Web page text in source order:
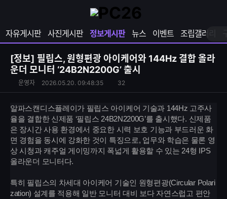
역
열
와
이
지
열
기
자유게시판 사진게시판 정보게시판 뉴스 이벤트 조립갤러리
쳐
보
기
[정보] 필립스, 원형편광 아이케어와 144Hz 결합 올라
운더 모니터 ‘24B2N2200G’ 출시
운
영
운영자 2026.05.20. 09:48:35
조
회
32
N
알파스캔디스플레이가 필립스 아이케어 기술과 144Hz 고주사
율을 결합한 신제품 ‘필립스 24B2N2200G’를 출시했다. 신제품
은 장시간 사용 환경에서 중요한 시력 보호 기능과 부드러운 화
면 경험을 동시에 강화한 것이 특징으로, 업무와 학습은 물론 영
상 시청과 캐주얼 게이밍까지 폭넓게 활용할 수 있는 24형 IPS
올라운더 모니터다.
특히 필립스의 차세대 아이케어 기술인 원형편광(Circular Polari
zation) 설계를 적용해 일반 모니터 대비 보다 자연스럽고 편안